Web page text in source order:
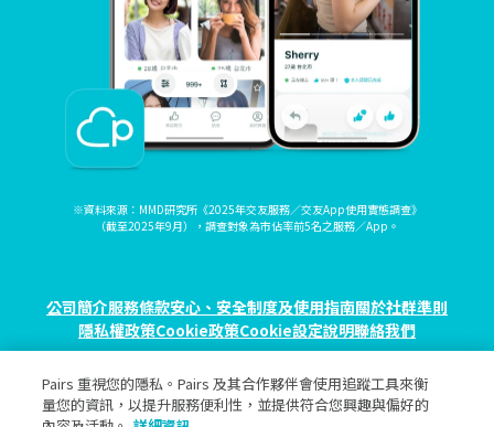
※資料來源：MMD研究所《2025年交友服務／交友App使用實態調查》
（截至2025年9月），調查對象為市佔率前5名之服務／App。
公司簡介服務條款安心、安全制度及使用指南關於社群準則
隱私權政策Cookie政策Cookie設定說明聯絡我們
© eureka, Inc. All rights reserved.
Pairs 重視您的隱私。Pairs 及其合作夥伴會使用追蹤工具來衡
量您的資訊，以提升服務便利性，並提供符合您興趣與偏好的